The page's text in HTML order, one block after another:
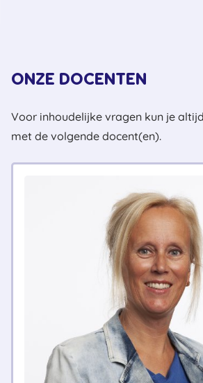
ONZE DOCENTEN
Voor inhoudelijke vragen kun je
met de volgende docent(en).